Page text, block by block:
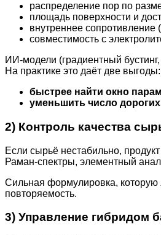
распределение пор по
площадь поверхности и
внутреннее сопротивление
совместимость с
ИИ-модели (градиентный
На практике это даёт две выгоды:
быстрее найти окно
уменьшить число
2) Контроль качества
Если сырьё нестабильно,
Раман-спектры, элементный
Сильная формулировка, которую
повторяемость.
3) Управление гибридом